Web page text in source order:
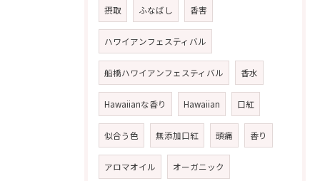
摂取 ふなばし 香害
ハワイアンフェスティバル
船橋ハワイアンフェスティバル 香水
Hawaiianな香り Hawaiian 口紅
似合う色 無添加口紅 頭痛 香り
アロマオイル オーガニック